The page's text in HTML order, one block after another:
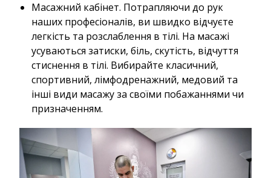
Масажний кабінет. Потрапляючи до рук
наших професіоналів, ви швидко відчуєте
легкість та розслаблення в тілі. На масажі
усуваються затиски, біль, скутість, відчуття
стиснення в тілі. Вибирайте класичний,
спортивний, лімфодренажний, медовий та
інші види масажу за своїми побажаннями чи
призначенням.